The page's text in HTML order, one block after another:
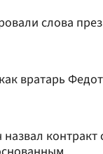
слова
вратарь
контракт